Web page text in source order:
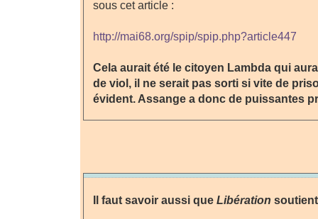
sous cet article :
http://mai68.org/spip/spip.php?article447
Cela aurait été le citoyen Lambda qui
de viol, il ne serait pas sorti si vite de
évident. Assange a donc de puissantes
Il faut savoir aussi que Libération